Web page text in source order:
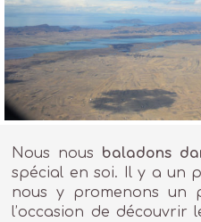
Nous nous baladons
spécial en soi. Il y a un
nous y promenons un
l’occasion de découvrir